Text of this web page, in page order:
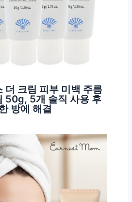
더 크림 피부 미백 주름
50g, 5개 솔직 사용 후
방에 해결